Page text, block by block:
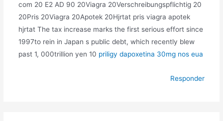
com 20 E2 AD 90 20Viagra 20Verschreibungspflichtig 20
20Pris 20Viagra 20Apotek 20Hjrtat pris viagra apotek
hjrtat The tax increase marks the first serious effort since
1997to rein in Japan s public debt, which recently blew
past 1, 000trillion yen 10 priligy dapoxetina 30mg nos eua
Responder